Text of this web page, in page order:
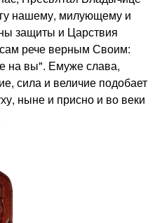
нашему, милующему и
защиты и Царствия
рече верным Своим:
на вы". Емуже слава,
сила и величие подобает
ныне и присно и во веки